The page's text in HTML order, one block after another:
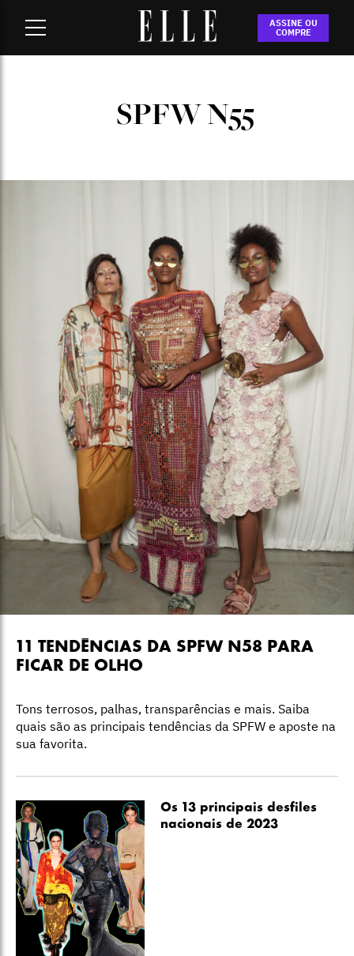
ASSINE OU
COMPRE
SPFW N55
11 TENDÊNCIAS DA SPFW N58 PARA
FICAR DE OLHO
Tons terrosos, palhas, transparências e mais. Saiba
quais são as principais tendências da SPFW e aposte na
sua favorita.
Os 13 principais desfiles
nacionais de 2023